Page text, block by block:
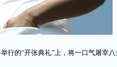
行的“开张典礼”上，将一口气屠宰八